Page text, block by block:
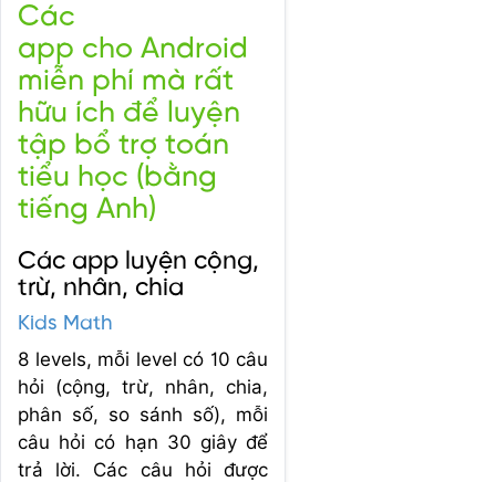
Các
app cho Android
miễn phí mà rất
hữu ích để luyện
tập bổ trợ toán
tiểu học (bằng
tiếng Anh)
Các app luyện cộng,
trừ, nhân, chia
Kids Math
8 levels, mỗi level có 10 câu
hỏi (cộng, trừ, nhân, chia,
phân số, so sánh số), mỗi
câu hỏi có hạn 30 giây để
trả lời. Các câu hỏi được